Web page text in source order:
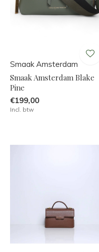
Smaak Amsterdam
Smaak Amsterdam Blake
Pine
€199,00
Incl. btw